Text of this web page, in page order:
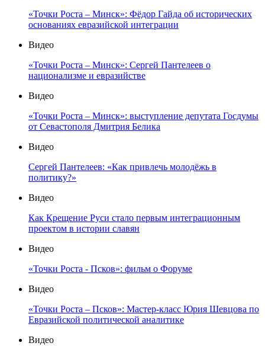
«Точки Роста – Минск»: Фёдор Гайда об исторических
основаниях евразийской интеграции
Видео
«Точки Роста – Минск»: Сергей Пантелеев о
национализме и евразийстве
Видео
«Точки Роста – Минск»: выступление депутата Госдумы
от Севастополя Дмитрия Белика
Видео
Сергей Пантелеев: «Как привлечь молодёжь в
политику?»
Видео
Как Крещение Руси стало первым интеграционным
проектом в истории славян
Видео
«Точки Роста - Псков»: фильм о Форуме
Видео
«Точки Роста – Псков»: Мастер-класс Юрия Шевцова по
Евразийской политической аналитике
Видео